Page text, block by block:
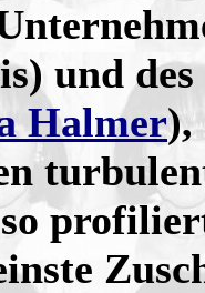
und
Halmer),